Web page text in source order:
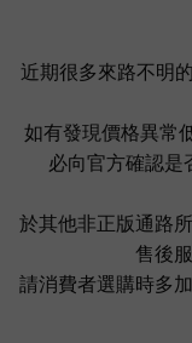
近期很多來路不明
如有發現價格異常
必向官方確認是
於其他非正版通路
售後
請消費者選購時多